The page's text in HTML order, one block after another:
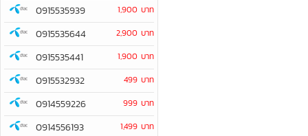
0915535939 1,900 บาท
0915535644 2,900 บาท
0915535441 1,900 บาท
0915532932 499 บาท
0914559226 999 บาท
0914556193 1,499 บาท